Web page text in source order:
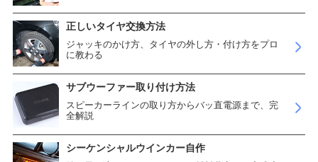
正しいタイヤ交換方法
ジャッキのかけ方、タイヤの外し方・付け方をプロ
に教わる
サブウーファー取り付け方法
スピーカーラインの取り方からバッ直電源まで、完
全解説
シーケンシャルウインカー自作